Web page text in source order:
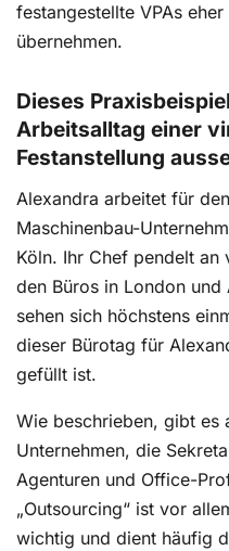
festangestellte VPAs
übernehmen.
Dieses
Arbeitsalltag einer
Festanstellung
Alexandra arbeitet für
Maschinenbau-
Köln. Ihr Chef pendelt an
den Büros in London
sehen sich höchstens
dieser Bürotag für
gefüllt ist.
Wie beschrieben, gibt es
Unternehmen, die
Agenturen und Office-
„Outsourcing“ ist vor
wichtig und dient häufig